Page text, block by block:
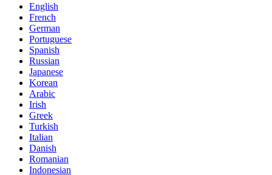
English
French
German
Portuguese
Spanish
Russian
Japanese
Korean
Arabic
Irish
Greek
Turkish
Italian
Danish
Romanian
Indonesian